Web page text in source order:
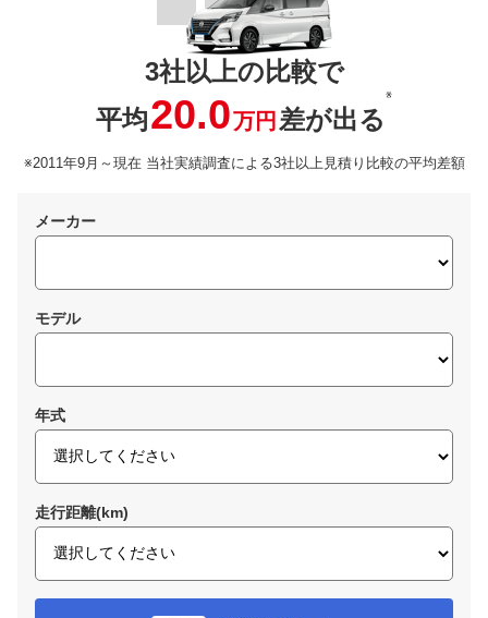
3社以上の比較で
平均20.0万円 差が出る
※
※2011年9月～現在 当社実績調査による3社以上見積り比較の平均差額
メーカー
モデル
年式
走行距離(km)